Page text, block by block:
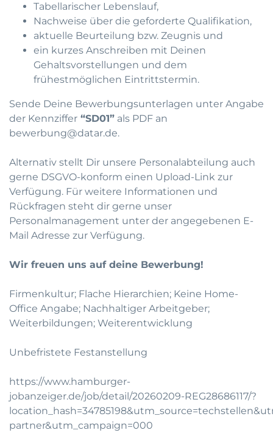
Tabellarischer Lebenslauf,
Nachweise über die geforderte Qualifikation,
aktuelle Beurteilung bzw. Zeugnis und
ein kurzes Anschreiben mit Deinen
Gehaltsvorstellungen und dem
frühestmöglichen Eintrittstermin.
Sende Deine Bewerbungsunterlagen unter Angabe
der Kennziffer “SD01” als PDF an
bewerbung@datar.de.
Alternativ stellt Dir unsere Personalabteilung auch
gerne DSGVO-konform einen Upload-Link zur
Verfügung. Für weitere Informationen und
Rückfragen steht dir gerne unser
Personalmanagement unter der angegebenen E-
Mail Adresse zur Verfügung.
Wir freuen uns auf deine Bewerbung!
Firmenkultur; Flache Hierarchien; Keine Home-
Office Angabe; Nachhaltiger Arbeitgeber;
Weiterbildungen; Weiterentwicklung
Unbefristete Festanstellung
https://www.hamburger-
jobanzeiger.de/job/detail/20260209-REG28686117/?
partner&utm_campaign=000